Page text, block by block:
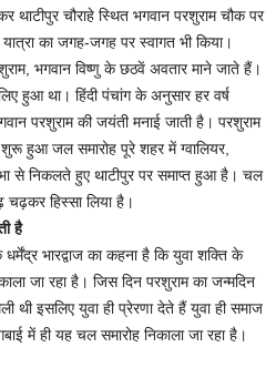
थाटीपुर चौराहे स्थित भगवान परशुराम चौक पर
का जगह-जगह पर स्वागत भी किया।
भगवान विष्णु के छठवें अवतार माने जाते हैं।
हुआ था। हिंदी पंचांग के अनुसार हर वर्ष
परशुराम की जयंती मनाई जाती है। परशुराम
हुआ जल समारोह पूरे शहर में ग्वालियर,
से निकलते हुए थाटीपुर पर समाप्त हुआ है। चल
हिस्सा लिया है।
है
भारद्वाज का कहना है कि युवा शक्ति के
जा रहा है। जिस दिन परशुराम का जन्मदिन
थी इसलिए युवा ही प्रेरणा देते हैं युवा ही समाज
में ही यह चल समारोह निकाला जा रहा है।